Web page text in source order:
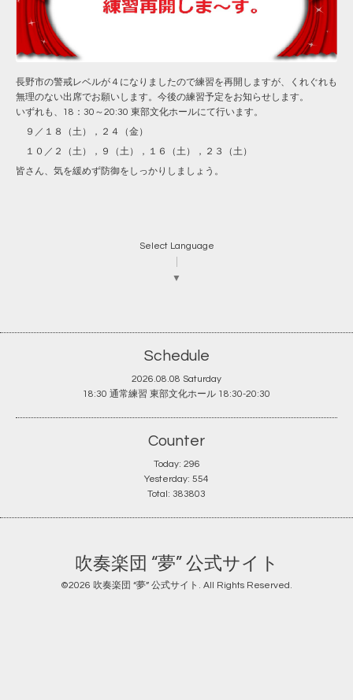
長野市の警戒レベルが４になりましたので練習を再開しますが、くれぐれも
無理のない出席でお願いします。今後の練習予定をお知らせします。
いずれも、18：30～20:30 東部文化ホールにて行います。
９／１８（土），２４（金）
１０／２（土），９（土），１６（土），２３（土）
皆さん、気を緩めず防御をしっかりしましょう。
Select Language
▼
Schedule
2026.08.08 Saturday
18:30 通常練習 東部文化ホール 18:30-20:30
Counter
Today: 296
Yesterday: 554
Total: 383803
吹奏楽団 “夢” 公式サイト
©2026 吹奏楽団 “夢” 公式サイト . All Rights Reserved.